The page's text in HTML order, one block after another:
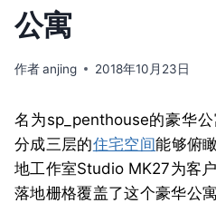
公寓
作者anjing 2018年10月23日
名为sp_penthouse的豪华
分成三层的住宅空间能够俯
地工作室Studio MK27为客
落地栅格覆盖了这个豪华公